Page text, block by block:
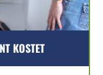
KOSTET